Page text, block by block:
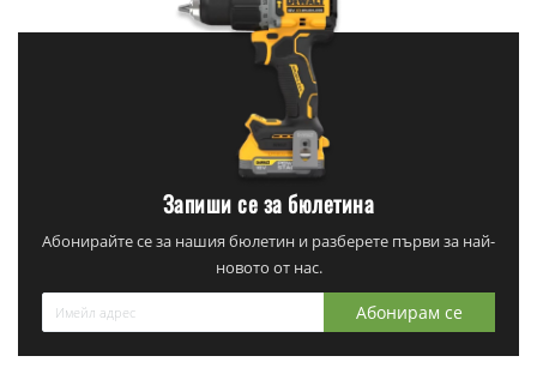
Запиши се за бюлетина
Абонирайте се за нашия бюлетин и разберете първи за най-
новото от нас.
Абонирам се